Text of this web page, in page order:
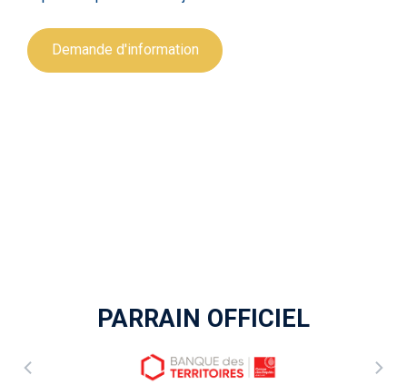
Demande d'information
PARRAIN OFFICIEL